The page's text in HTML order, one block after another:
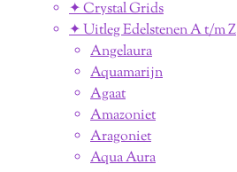
✦ Crystal Grids
✦ Uitleg Edelstenen A t/m Z
Angelaura
Aquamarijn
Agaat
Amazoniet
Aragoniet
Aqua Aura